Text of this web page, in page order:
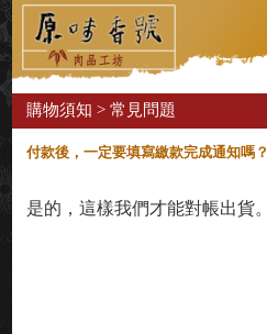
購物須知 > 常見問題
付款後，一定要填寫繳款完成通知嗎？
是的，這樣我們才能對帳出貨。